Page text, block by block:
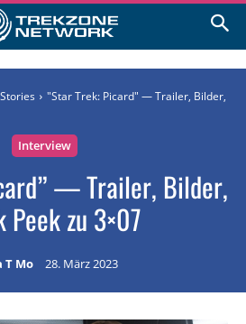
"Star Trek: Picard" — Trailer, Bilder,
Interview
— Trailer, Bilder,
Peek zu 3×07
T Mo 28. März 2023